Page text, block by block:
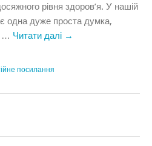
рівня здоров’я. У нашій
одна дуже проста думка,
… Читати далі →
посилання